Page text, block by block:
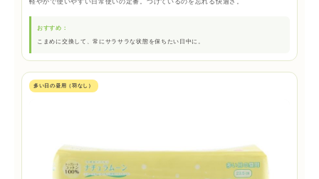
おすすめ：
こまめに交換して、常にサラサラな状態を保ちたい日中に。
多い日の昼用（羽なし）